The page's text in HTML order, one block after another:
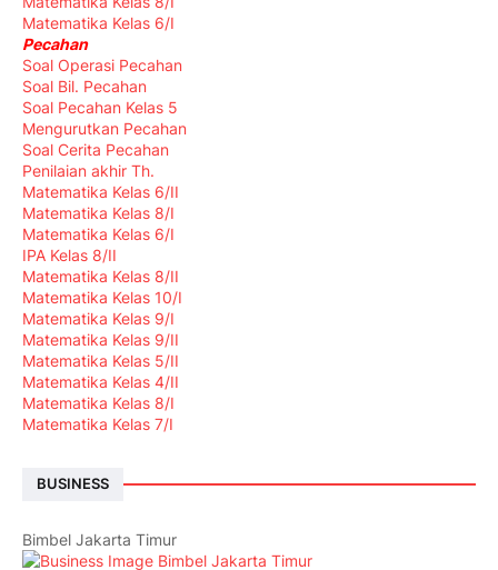
Matematika Kelas 6/I
Pecahan
Soal Operasi Pecahan
Soal Bil. Pecahan
Soal Pecahan Kelas 5
Mengurutkan Pecahan
Soal Cerita Pecahan
Penilaian akhir Th.
Matematika Kelas 6/II
Matematika Kelas 8/I
Matematika Kelas 6/I
IPA Kelas 8/II
Matematika Kelas 8/II
Matematika Kelas 10/I
Matematika Kelas 9/I
Matematika Kelas 9/II
Matematika Kelas 5/II
Matematika Kelas 4/II
Matematika Kelas 8/I
Matematika Kelas 7/I
BUSINESS
Bimbel Jakarta Timur